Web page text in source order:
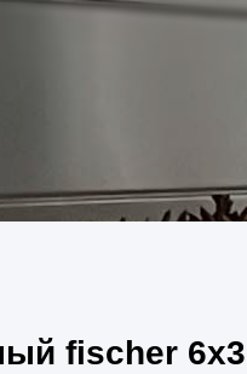
fischer